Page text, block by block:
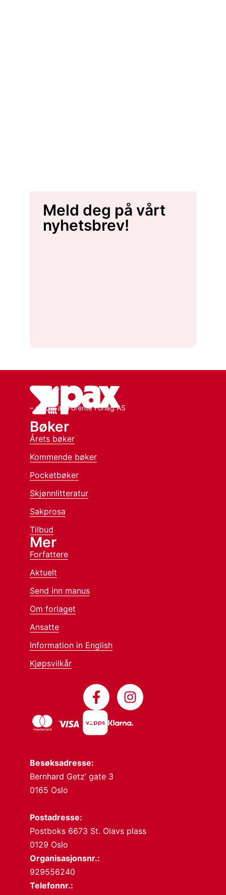
Meld deg på vårt
nyhetsbrev!
– en del av Forente Forlag AS
Besøksadresse:
Bernhard Getz’ gate 3
0165 Oslo
Postadresse:
Postboks 6673 St. Olavs plass
0129 Oslo
Organisasjonsnr.:
929556240
Telefonnr.:
Bøker
Årets bøker
Kommende bøker
Pocketbøker
Skjønnlitteratur
Sakprosa
Tilbud
Mer
Forfattere
Aktuelt
Send inn manus
Om forlaget
Ansatte
Information in English
Kjøpsvilkår